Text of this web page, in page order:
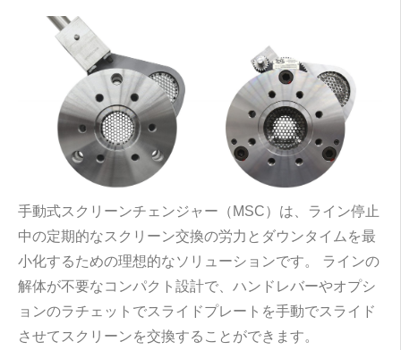
手動式スクリーンチェンジャー（MSC）は、ライン停止
中の定期的なスクリーン交換の労力とダウンタイムを最
小化するための理想的なソリューションです。 ラインの
解体が不要なコンパクト設計で、ハンドレバーやオプシ
ョンのラチェットでスライドプレートを手動でスライド
させてスクリーンを交換することができます。